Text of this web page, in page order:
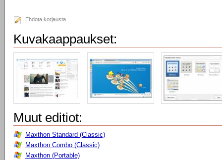
Ehdota korjausta
Kuvakaappaukset:
Muut editiot:
Maxthon Standard (Classic)
Maxthon Combo (Classic)
Maxthon (Portable)